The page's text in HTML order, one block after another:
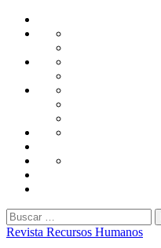
Saltar
Administración
Capacitación
Desarrollo
Gestión
Laborales
Selección
Buscar:
Revista Recursos Humanos